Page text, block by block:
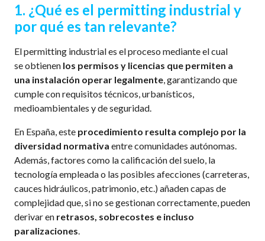
1. ¿Qué es el permitting industrial y
por qué es tan relevante?
El permitting industrial es el proceso mediante el cual
se obtienen los permisos y licencias que permiten a
una instalación operar legalmente, garantizando que
cumple con requisitos técnicos, urbanísticos,
medioambientales y de seguridad.
En España, este procedimiento resulta complejo por la
diversidad normativa entre comunidades autónomas.
Además, factores como la calificación del suelo, la
tecnología empleada o las posibles afecciones (carreteras,
cauces hidráulicos, patrimonio, etc.) añaden capas de
complejidad que, si no se gestionan correctamente, pueden
derivar en retrasos, sobrecostes e incluso
paralizaciones.